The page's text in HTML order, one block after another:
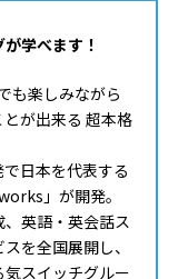
学べます！
も楽しみながら
が出来る 超本格
日本を代表する
」が開発。
英語・英会話ス
を全国展開し、
スイッチグルー